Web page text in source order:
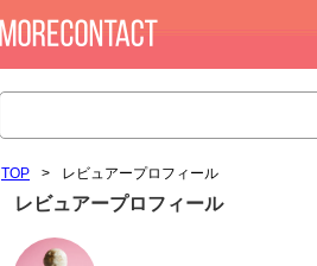
TOP > レビュアープロフィール
レビュアープロフィール